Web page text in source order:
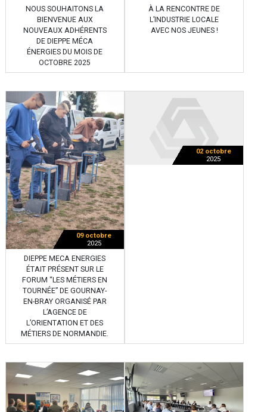
NOUS SOUHAITONS LA
BIENVENUE AUX
NOUVEAUX ADHÉRENTS
DE DIEPPE MÉCA
ÉNERGIES DU MOIS DE
OCTOBRE 2025
À LA RENCONTRE DE
L’INDUSTRIE LOCALE
AVEC NOS JEUNES !
09 octobre
2025
DIEPPE MECA ENERGIES
ÉTAIT PRÉSENT SUR LE
FORUM “LES MÉTIERS EN
TOURNÉE” DE GOURNAY-
EN-BRAY ORGANISÉ PAR
L’AGENCE DE
L’ORIENTATION ET DES
MÉTIERS DE NORMANDIE.
02 octobre
2025